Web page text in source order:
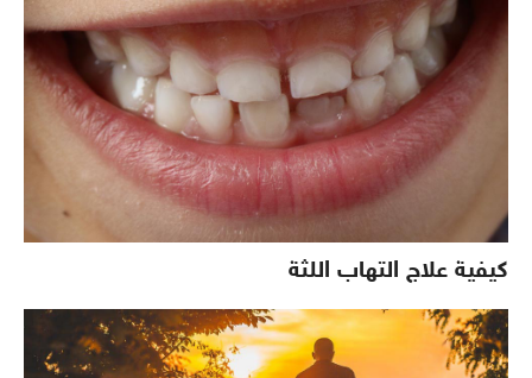
كيفية علاج التهاب اللثة